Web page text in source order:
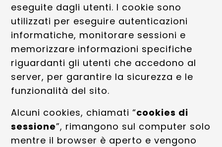
eseguite dagli utenti. I cookie sono
utilizzati per eseguire autenticazioni
informatiche, monitorare sessioni e
memorizzare informazioni specifiche
riguardanti gli utenti che accedono al
server, per garantire la sicurezza e le
funzionalità del sito.
Alcuni cookies, chiamati “cookies di
sessione”, rimangono sul computer solo
mentre il browser è aperto e vengono